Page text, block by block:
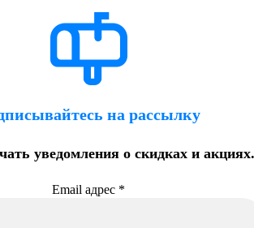
на рассылку
уведомления о скидках и акциях.
Email адрес *